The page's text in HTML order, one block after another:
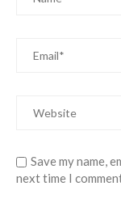
Save my name,
next time I